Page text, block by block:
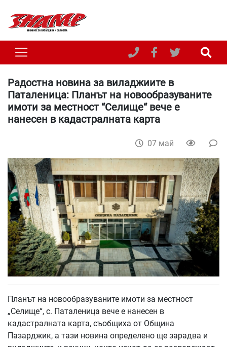
Радостна новина за виладжиите в
Паталеница: Планът на новообразуваните
имоти за местност “Селище“ вече е
нанесен в кадастралната карта
07 май
Планът на новообразуваните имоти за местност
„Селище“, с. Паталеница вече е нанесен в
кадастралната карта, съобщиха от Община
Пазарджик, а тази новина определено ще зарадва и